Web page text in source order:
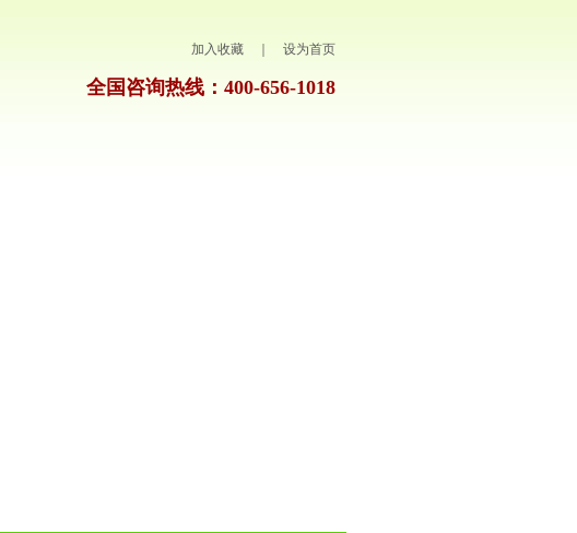
加入收藏 设为首页
全国咨询热线：400-656-1018